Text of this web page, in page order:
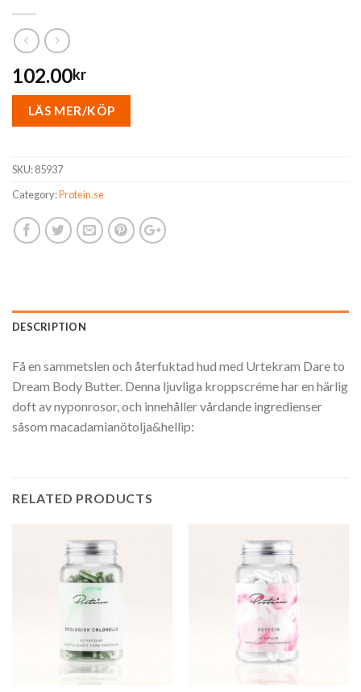
102.00kr
LÄS MER/KÖP
SKU:85937
Category:Protein.se
DESCRIPTION
Få en sammetslen och återfuktad hud med Urtekram Dare to
Dream Body Butter. Denna ljuvliga kroppscréme har en härlig
doft av nyponrosor, och innehåller vårdande ingredienser
såsom macadamianötolja&hellip:
RELATED PRODUCTS